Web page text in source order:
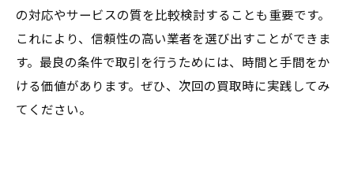
の対応やサービスの質を比較検討することも重要です。
これにより、信頼性の高い業者を選び出すことができま
す。最良の条件で取引を行うためには、時間と手間をか
ける価値があります。ぜひ、次回の買取時に実践してみ
てください。